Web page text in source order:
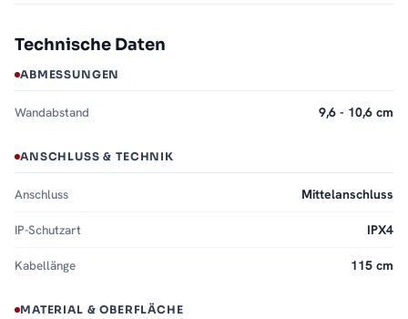
Technische Daten
ABMESSUNGEN
Wandabstand 9,6 - 10,6 cm
ANSCHLUSS & TECHNIK
Anschluss Mittelanschluss
IP-Schutzart IPX4
Kabellänge 115 cm
MATERIAL & OBERFLÄCHE